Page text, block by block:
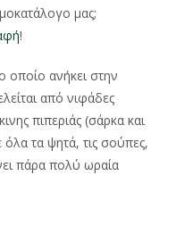
μας;
!
οποίο ανήκει στην
από νιφάδες
πιπεριάς (σάρκα και
τα ψητά, τις σούπες,
πάρα πολύ ωραία